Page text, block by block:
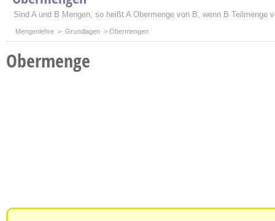
Sind A und B Mengen, so heißt A Obermenge von B, wenn B Teilmenge
Mengenlehre > Grundlagen > Obermengen
Obermenge